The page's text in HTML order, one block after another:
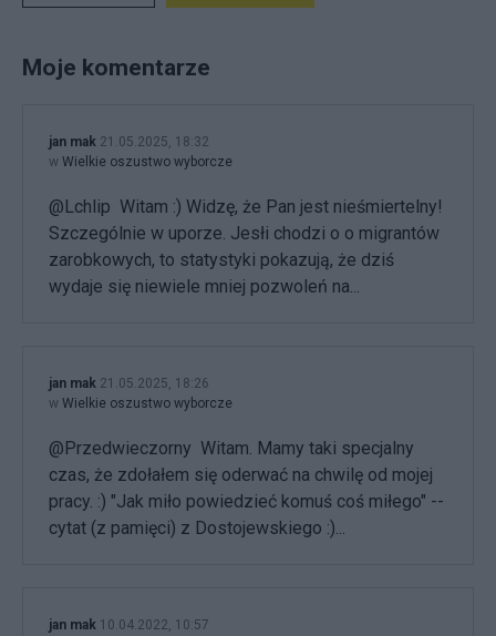
Moje komentarze
jan mak 21.05.2025, 18:32
w Wielkie oszustwo wyborcze
@Lchlip Witam :) Widzę, że Pan jest nieśmiertelny!
Szczególnie w uporze. Jesłi chodzi o o migrantów
zarobkowych, to statystyki pokazują, że dziś
wydaje się niewiele mniej pozwoleń na...
jan mak 21.05.2025, 18:26
w Wielkie oszustwo wyborcze
@Przedwieczorny Witam. Mamy taki specjalny
czas, że zdołałem się oderwać na chwilę od mojej
pracy. :) "Jak miło powiedzieć komuś coś miłego" --
cytat (z pamięci) z Dostojewskiego :)...
jan mak 10.04.2022, 10:57